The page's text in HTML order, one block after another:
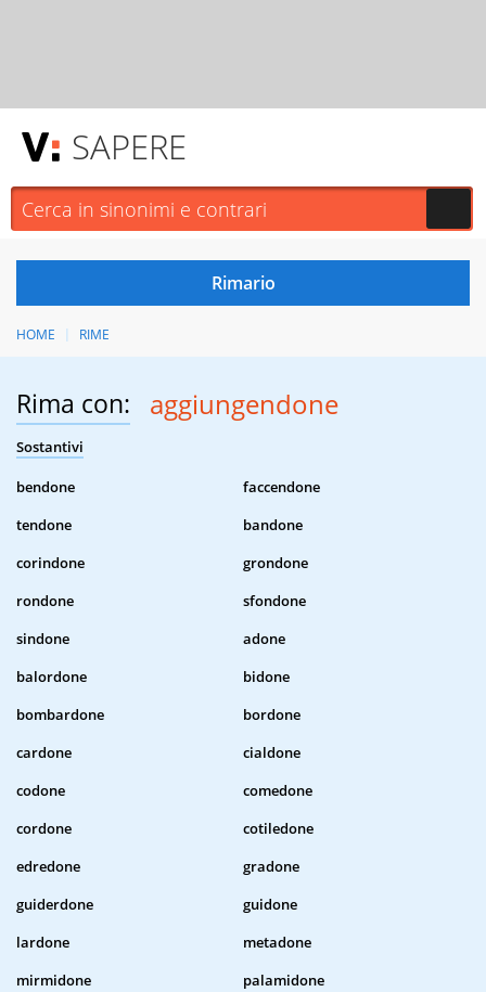
SAPERE
HOME RIME
Rima con: aggiungendone
Sostantivi
bendone
faccendone
tendone
bandone
corindone
grondone
rondone
sfondone
sindone
adone
balordone
bidone
bombardone
bordone
cardone
cialdone
codone
comedone
cordone
cotiledone
edredone
gradone
guiderdone
guidone
lardone
metadone
mirmidone
palamidone